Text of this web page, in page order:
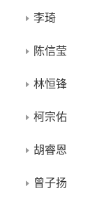
李琦
陈信莹
林恒锋
柯宗佑
胡睿恩
曾子扬